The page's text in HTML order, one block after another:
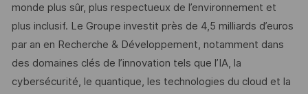
monde plus sûr, plus respectueux de l’environnement et
plus inclusif. Le Groupe investit près de 4,5 milliards d’euros
par an en Recherche & Développement, notamment dans
des domaines clés de l’innovation tels que l’IA, la
cybersécurité, le quantique, les technologies du cloud et la